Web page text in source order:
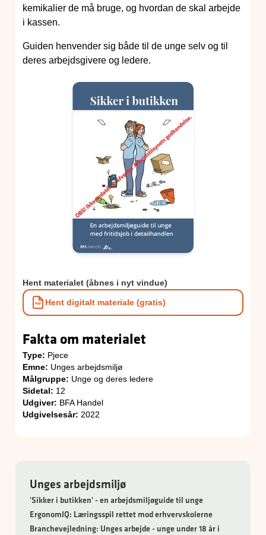
Unges arbejdsmiljø
'Sikker i butikken' - en arbejdsmiljøguide til unge
ErgonomIQ: Læringsspil rettet mod erhvervskolerne
Branchevejledning: Unges arbejde - unge under 18 år i
kemikalier de må bruge, og hvordan de skal arbejde
i kassen.
Guiden henvender sig både til de unge selv og til
deres arbejdsgivere og ledere.
Hent materialet (åbnes i nyt vindue)
Hent digitalt materiale (gratis)
Fakta om materialet
Type: Pjece
Emne: Unges arbejdsmiljø
Målgruppe: Unge og deres ledere
Sidetal: 12
Udgiver: BFA Handel
Udgivelsesår: 2022